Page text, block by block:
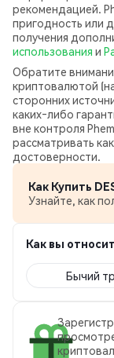
рекомендацией.
пригодность или
получения
использования и
Обратите
криптовалютой
сторонних
каких‑либо
вне контроля
рассматривать
достоверности.
Как Купить
Узнайте, как
Как вы
Бычий